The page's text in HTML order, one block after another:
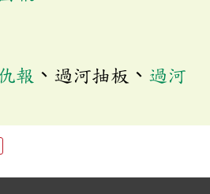
報 、過河抽板、 過河